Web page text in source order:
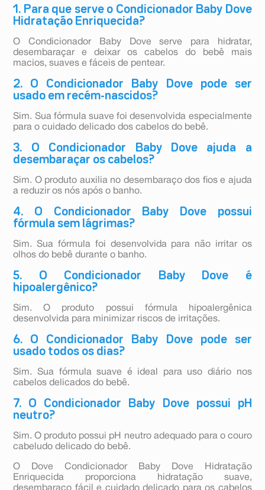
1. Para que serve o Condicionador Baby Dove
Hidratação Enriquecida?
O Condicionador Baby Dove serve para hidratar,
desembaraçar e deixar os cabelos do bebê mais
macios, suaves e fáceis de pentear.
2. O Condicionador Baby Dove pode ser
usado em recém-nascidos?
Sim. Sua fórmula suave foi desenvolvida especialmente
para o cuidado delicado dos cabelos do bebê.
3. O Condicionador Baby Dove ajuda a
desembaraçar os cabelos?
Sim. O produto auxilia no desembaraço dos fios e ajuda
a reduzir os nós após o banho.
4. O Condicionador Baby Dove possui
fórmula sem lágrimas?
Sim. Sua fórmula foi desenvolvida para não irritar os
olhos do bebê durante o banho.
5. O Condicionador Baby Dove é
hipoalergênico?
Sim. O produto possui fórmula hipoalergênica
desenvolvida para minimizar riscos de irritações.
6. O Condicionador Baby Dove pode ser
usado todos os dias?
Sim. Sua fórmula suave é ideal para uso diário nos
cabelos delicados do bebê.
7. O Condicionador Baby Dove possui pH
neutro?
Sim. O produto possui pH neutro adequado para o couro
cabeludo delicado do bebê.
O Dove Condicionador Baby Dove Hidratação
Enriquecida proporciona hidratação suave,
desembaraço fácil e cuidado delicado para os cabelos